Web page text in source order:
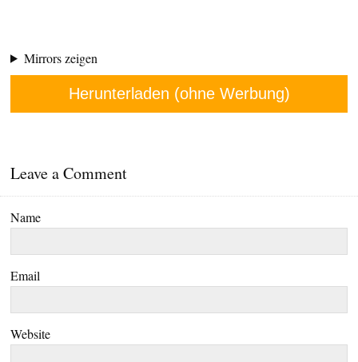
Mirrors zeigen
Herunterladen (ohne Werbung)
Leave a Comment
Name
Email
Website